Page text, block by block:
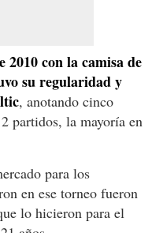
2010 con la camisa de
su regularidad y
, anotando cinco
partidos, la mayoría en
para los
en ese torneo fueron
lo hicieron para el